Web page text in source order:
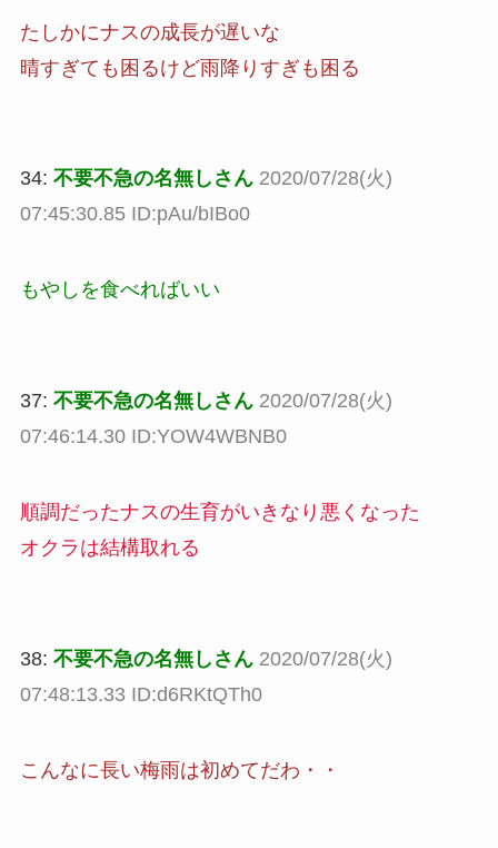
たしかにナスの成長が遅いな
晴すぎても困るけど雨降りすぎも困る
34: 不要不急の名無しさん 2020/07/28(火)
07:45:30.85 ID:pAu/bIBo0
もやしを食べればいい
37: 不要不急の名無しさん 2020/07/28(火)
07:46:14.30 ID:YOW4WBNB0
順調だったナスの生育がいきなり悪くなった
オクラは結構取れる
38: 不要不急の名無しさん 2020/07/28(火)
07:48:13.33 ID:d6RKtQTh0
こんなに長い梅雨は初めてだわ・・